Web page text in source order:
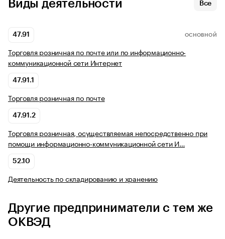
Виды деятельности Все
47.91 ОСНОВНОЙ
Торговля розничная по почте или по информационно-
коммуникационной сети Интернет
47.91.1
Торговля розничная по почте
47.91.2
Торговля розничная, осуществляемая непосредственно при
помощи информационно-коммуникационной сети И…
52.10
Деятельность по складированию и хранению
Другие предприниматели с тем же
ОКВЭД